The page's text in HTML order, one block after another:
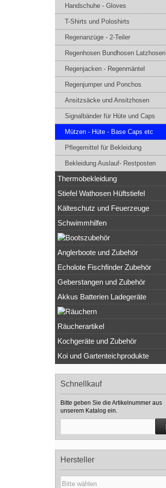
Handschuhe - Gloves
T-Shirts und Poloshirts
Regenanzüge - 2-Teiler
Regenhosen Bundhosen Latzhosen
Regenjacken - Regenmäntel
Regenjumper und Ponchos
Ansitzsäcke und Ansitzhosen
Signalbänder für Hüte und Caps
Mützen - Hüte - Base Caps etc
Pflegemittel für Bekleidung
Bekleidung Auslauf- Restposten
Thermobekleidung
Stiefel Wathosen Hüftstiefel
Kälteschutz und Feuerzeuge
Schwimmhilfen
Anglerboote und Zubehör
Echolote Fischfinder Zubehör
Geberstangen und Zubehör
Akkus Batterien Ladegeräte
Räucherartikel
Kochgeräte und Zubehör
Koi und Gartenteichprodukte
Schnellkauf
Bitte geben Sie die Artikelnummer aus
unserem Katalog ein.
Hersteller